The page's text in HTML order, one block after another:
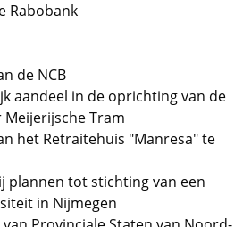
Rabobank
de NCB
aandeel in de oprichting van de
Tram
het Retraitehuis "Manresa" te
plannen tot stichting van een
in Nijmegen